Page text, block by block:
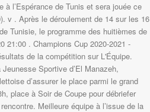
à l’Espérance de Tunis et sera jouée ce
v . Après le déroulement de 14 sur les 16
Tunisie, le programme des huitièmes de
21:00 . Champions Cup 2020-2021 -
de la compétition sur L'Équipe.
Sportive d’El Manazeh,
d’assurer le place parmi le grand
place à Soir de Coupe pour débriefer
Meilleure équipe à l’issue de la